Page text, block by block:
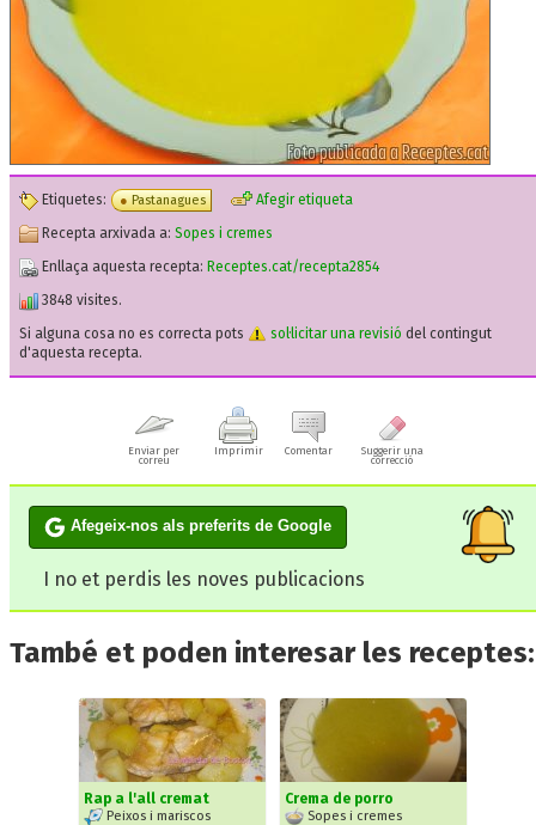
Etiquetes: Pastanagues
Afegir etiqueta
Recepta arxivada a: Sopes i cremes
Enllaça aquesta recepta: Receptes.cat/recepta2854
3848 visites.
Si alguna cosa no es correcta pots
sol·licitar una revisió del contingut
d'aquesta recepta.
Enviar per
correu
Imprimir Comentar
Suggerir una
correcció
Afegeix-nos als preferits de Google
I no et perdis les noves publicacions
També et poden interesar les receptes:
Rap a l'all cremat
Peixos i mariscos
Crema de porro
Sopes i cremes